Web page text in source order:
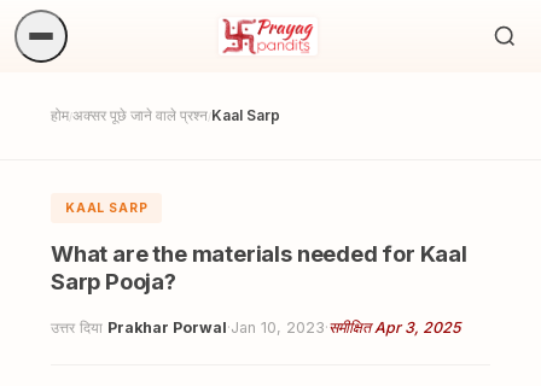
होम/अक्सर पूछे जाने वाले प्रश्न/Kaal Sarp
KAAL SARP
What are the materials needed for Kaal
Sarp Pooja?
उत्तर दिया Prakhar Porwal·Jan 10, 2023·समीक्षित Apr 3, 2025